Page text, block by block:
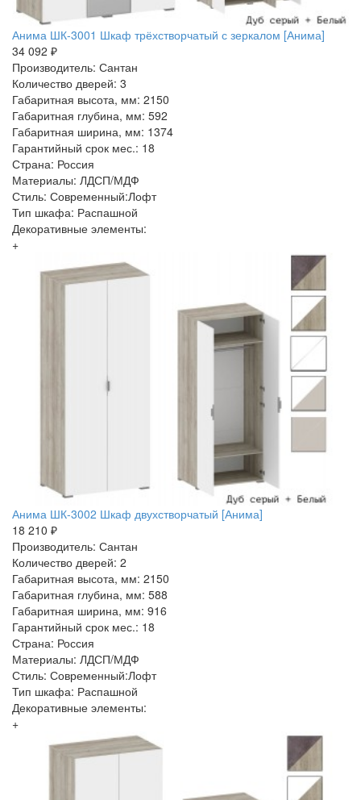
Анима ШК-3001 Шкаф трёхстворчатый с зеркалом [Анима]
34 092 ₽
Производитель: Сантан
Количество дверей: 3
Габаритная высота, мм: 2150
Габаритная глубина, мм: 592
Габаритная ширина, мм: 1374
Гарантийный срок мес.: 18
Страна: Россия
Материалы: ЛДСП/МДФ
Стиль: Современный:Лофт
Тип шкафа: Распашной
Декоративные элементы:
+
Анима ШК-3002 Шкаф двухстворчатый [Анима]
18 210 ₽
Производитель: Сантан
Количество дверей: 2
Габаритная высота, мм: 2150
Габаритная глубина, мм: 588
Габаритная ширина, мм: 916
Гарантийный срок мес.: 18
Страна: Россия
Материалы: ЛДСП/МДФ
Стиль: Современный:Лофт
Тип шкафа: Распашной
Декоративные элементы:
+